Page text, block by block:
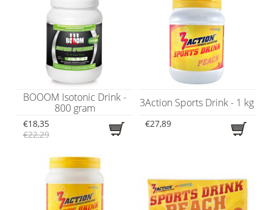
BOOOM Isotonic Drink -
800 gram
€18,35
€22,29
3Action Sports Drink - 1 kg
€27,89